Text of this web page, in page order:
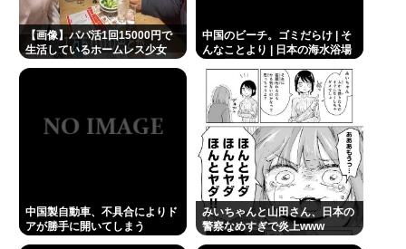
【画像】パパ活1回15000円で
生活しているホームレス少女
中国のビーチ。ゴミだらけ | そ
んなことより | 日本の海水浴場
と地域ボランティアのお陰
中国製自動車、不具合によりド
アが勝手に開いてしまう
みいちゃんと山田さん、日本の
警察なめすぎで炎上www